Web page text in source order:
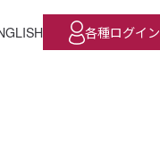
各種ログイン